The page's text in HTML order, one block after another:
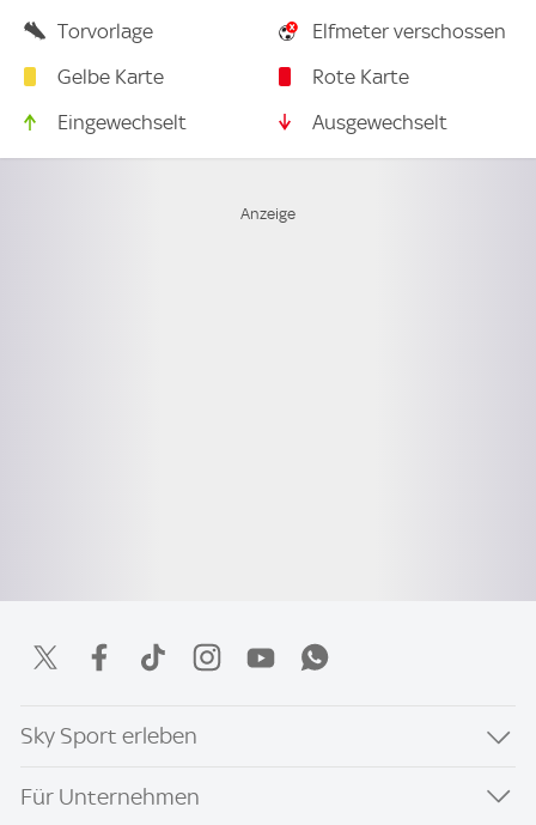
Torvorlage
Elfmeter verschossen
Gelbe Karte
Rote Karte
Eingewechselt
Ausgewechselt
Sky Sport erleben
Für Unternehmen